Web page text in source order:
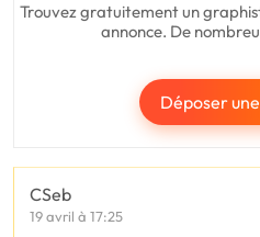
Trouvez gratuitement un
annonce. De
Déposer
CSeb
19 avril à 17:25